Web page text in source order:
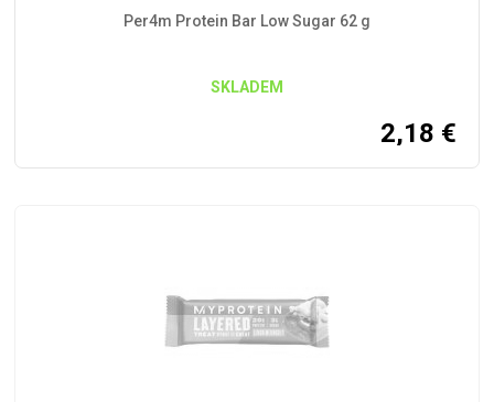
Per4m Protein Bar Low Sugar 62 g
SKLADEM
2,18 €